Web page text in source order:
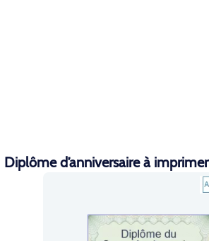
Diplôme d’anniversaire à imprimer